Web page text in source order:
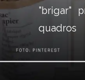
"brigar"
quadros